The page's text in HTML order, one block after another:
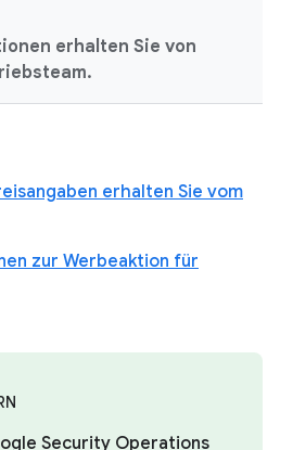
erhalten Sie von
erhalten Sie vom
zur Werbeaktion für
Security Operations